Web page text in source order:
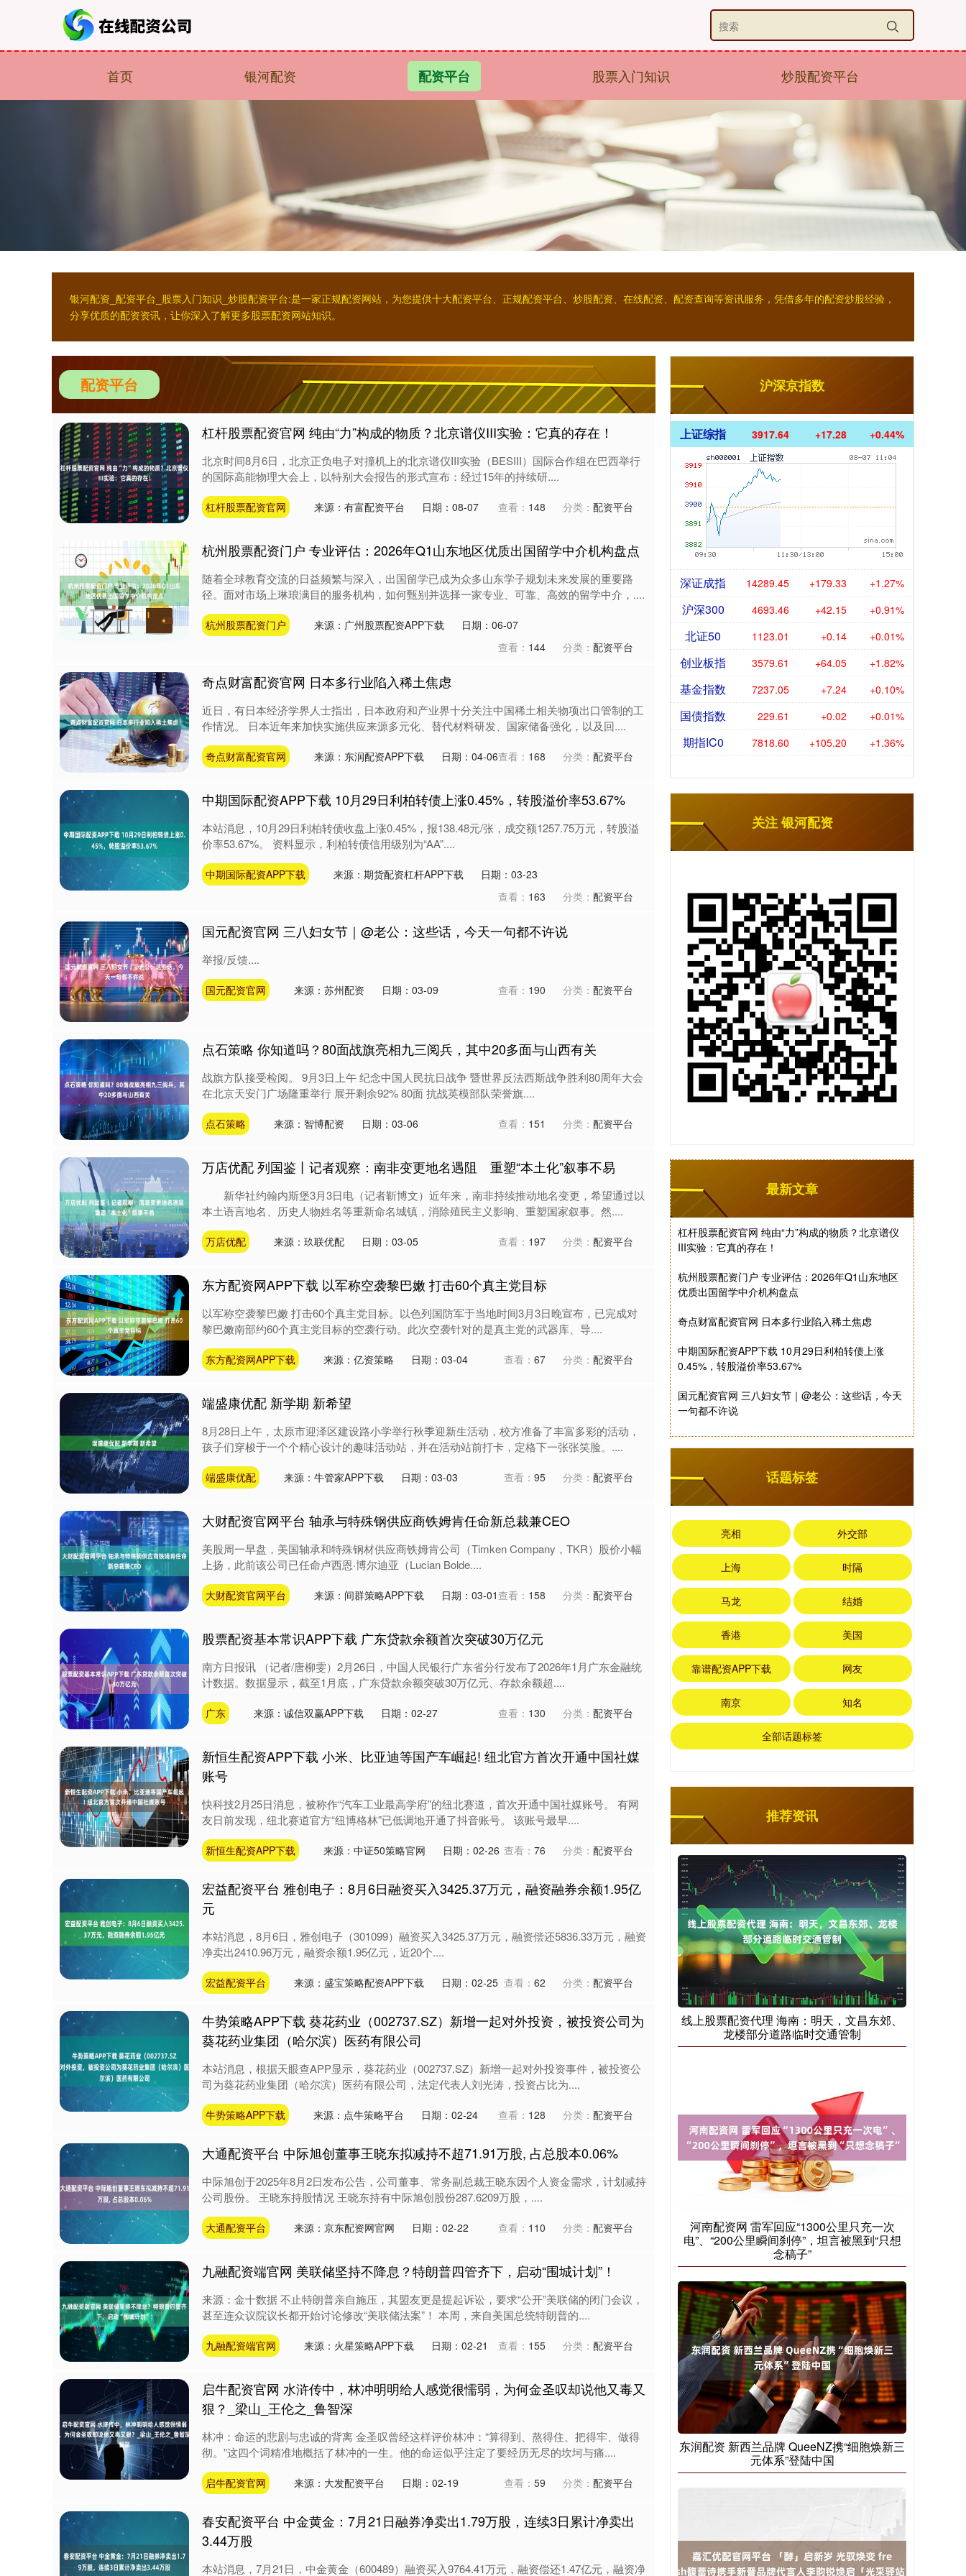
首页 银河配资 配资平台 股票入门知识 炒股配资平台
银河配资_配资平台_股票入门知识_炒股配资平台:是一家正规配资网站，为您提供十大配资平台、正规配资平台、炒股配资、在线配资、配资查询等资讯服务，凭借多年的配资炒股经验，
分享优质的配资资讯，让你深入了解更多股票配资网站知识。
配资平台
杠杆股票配资官网 纯由“力”构成的物质？北京谱仪III实验：它真的存在！
北京时间8月6日，北京正负电子对撞机上的北京谱仪III实验（BESIII）国际合作组在巴西举行
的国际高能物理大会上，以特别大会报告的形式宣布：经过15年的持续研....
杠杆股票配资官网 来源：有富配资平台 日期：08-07 查看： 148 分类： 配资平台
杭州股票配资门户 专业评估：2026年Q1山东地区优质出国留学中介机构盘点
随着全球教育交流的日益频繁与深入，出国留学已成为众多山东学子规划未来发展的重要路
径。面对市场上琳琅满目的服务机构，如何甄别并选择一家专业、可靠、高效的留学中介，....
杭州股票配资门户 来源：广州股票配资APP下载
日期：06-07
查看： 144 分类： 配资平台
奇点财富配资官网 日本多行业陷入稀土焦虑
近日，有日本经济学界人士指出，日本政府和产业界十分关注中国稀土相关物项出口管制的工
作情况。 日本近年来加快实施供应来源多元化、替代材料研发、国家储备强化，以及回....
奇点财富配资官网 来源：东润配资APP下载 日期：04-06查看： 168 分类： 配资平台
中期国际配资APP下载 10月29日利柏转债上涨0.45%，转股溢价率53.67%
本站消息，10月29日利柏转债收盘上涨0.45%，报138.48元/张，成交额1257.75万元，转股溢
价率53.67%。 资料显示，利柏转债信用级别为“AA”....
中期国际配资APP下载 来源：期货配资杠杆APP下载
日期：03-23
查看： 163 分类： 配资平台
国元配资官网 三八妇女节｜@老公：这些话，今天一句都不许说
举报/反馈....
国元配资官网 来源：苏州配资 日期：03-09 查看： 190 分类： 配资平台
点石策略 你知道吗？80面战旗亮相九三阅兵，其中20多面与山西有关
战旗方队接受检阅。 9月3日上午 纪念中国人民抗日战争 暨世界反法西斯战争胜利80周年大会
在北京天安门广场隆重举行 展开剩余92% 80面 抗战英模部队荣誉旗....
点石策略 来源：智博配资 日期：03-06 查看： 151 分类： 配资平台
万店优配 列国鉴丨记者观察：南非变更地名遇阻 重塑“本土化”叙事不易
新华社约翰内斯堡3月3日电（记者靳博文）近年来，南非持续推动地名变更，希望通过以
本土语言地名、历史人物姓名等重新命名城镇，消除殖民主义影响、重塑国家叙事。然....
万店优配 来源：玖联优配 日期：03-05 查看： 197 分类： 配资平台
东方配资网APP下载 以军称空袭黎巴嫩 打击60个真主党目标
以军称空袭黎巴嫩 打击60个真主党目标。以色列国防军于当地时间3月3日晚宣布，已完成对
黎巴嫩南部约60个真主党目标的空袭行动。此次空袭针对的是真主党的武器库、导....
东方配资网APP下载 来源：亿资策略 日期：03-04 查看： 67 分类： 配资平台
端盛康优配 新学期 新希望
8月28日上午，太原市迎泽区建设路小学举行秋季迎新生活动，校方准备了丰富多彩的活动，
孩子们穿梭于一个个精心设计的趣味活动站，并在活动站前打卡，定格下一张张笑脸。....
端盛康优配 来源：牛管家APP下载 日期：03-03 查看： 95 分类： 配资平台
大财配资官网平台 轴承与特殊钢供应商铁姆肯任命新总裁兼CEO
美股周一早盘，美国轴承和特殊钢材供应商铁姆肯公司（Timken Company，TKR）股价小幅
上扬，此前该公司已任命卢西恩·博尔迪亚（Lucian Bolde....
大财配资官网平台 来源：间群策略APP下载 日期：03-01查看： 158 分类： 配资平台
股票配资基本常识APP下载 广东贷款余额首次突破30万亿元
南方日报讯 （记者/唐柳雯）2月26日，中国人民银行广东省分行发布了2026年1月广东金融统
计数据。数据显示，截至1月底，广东贷款余额突破30万亿元、存款余额超....
广东 来源：诚信双赢APP下载 日期：02-27 查看： 130 分类： 配资平台
新恒生配资APP下载 小米、比亚迪等国产车崛起! 纽北官方首次开通中国社媒
账号
快科技2月25日消息，被称作“汽车工业最高学府”的纽北赛道，首次开通中国社媒账号。 有网
友日前发现，纽北赛道官方“纽博格林”已低调地开通了抖音账号。 该账号最早....
新恒生配资APP下载 来源：中证50策略官网 日期：02-26 查看： 76 分类： 配资平台
宏益配资平台 雅创电子：8月6日融资买入3425.37万元，融资融券余额1.95亿
元
本站消息，8月6日，雅创电子（301099）融资买入3425.37万元，融资偿还5836.33万元，融资
净卖出2410.96万元，融资余额1.95亿元，近20个....
宏益配资平台 来源：盛宝策略配资APP下载 日期：02-25 查看： 62 分类： 配资平台
牛势策略APP下载 葵花药业（002737.SZ）新增一起对外投资，被投资公司为
葵花药业集团（哈尔滨）医药有限公司
本站消息，根据天眼查APP显示，葵花药业（002737.SZ）新增一起对外投资事件，被投资公
司为葵花药业集团（哈尔滨）医药有限公司，法定代表人刘光涛，投资占比为....
牛势策略APP下载 来源：点牛策略平台 日期：02-24 查看： 128 分类： 配资平台
大通配资平台 中际旭创董事王晓东拟减持不超71.91万股, 占总股本0.06%
中际旭创于2025年8月2日发布公告，公司董事、常务副总裁王晓东因个人资金需求，计划减持
公司股份。 王晓东持股情况 王晓东持有中际旭创股份287.6209万股，....
大通配资平台 来源：京东配资网官网 日期：02-22 查看： 110 分类： 配资平台
九融配资端官网 美联储坚持不降息？特朗普四管齐下，启动“围城计划”！
来源：金十数据 不止特朗普亲自施压，其盟友更是提起诉讼，要求“公开”美联储的闭门会议，
甚至连众议院议长都开始讨论修改“美联储法案”！ 本周，来自美国总统特朗普的....
九融配资端官网 来源：火星策略APP下载 日期：02-21 查看： 155 分类： 配资平台
启牛配资官网 水浒传中，林冲明明给人感觉很懦弱，为何金圣叹却说他又毒又
狠？_梁山_王伦之_鲁智深
林冲：命运的悲剧与忠诚的背离 金圣叹曾经这样评价林冲：“算得到、熬得住、把得牢、做得
彻。”这四个词精准地概括了林冲的一生。他的命运似乎注定了要经历无尽的坎坷与痛....
启牛配资官网 来源：大发配资平台 日期：02-19 查看： 59 分类： 配资平台
春安配资平台 中金黄金：7月21日融券净卖出1.79万股，连续3日累计净卖出
3.44万股
本站消息，7月21日，中金黄金（600489）融资买入9764.41万元，融资偿还1.47亿元，融资净
沪深京指数
上证综指 3917.64 +17.28 +0.44%
深证成指 14289.45 +179.33 +1.27%
沪深300 4693.46 +42.15 +0.91%
北证50 1123.01 +0.14 +0.01%
创业板指 3579.61 +64.05 +1.82%
基金指数 7237.05 +7.24 +0.10%
国债指数 229.61 +0.02 +0.01%
期指IC0 7818.60 +105.20 +1.36%
关注 银河配资
最新文章
杠杆股票配资官网 纯由“力”构成的物质？北京谱仪
III实验：它真的存在！
杭州股票配资门户 专业评估：2026年Q1山东地区
优质出国留学中介机构盘点
奇点财富配资官网 日本多行业陷入稀土焦虑
中期国际配资APP下载 10月29日利柏转债上涨
0.45%，转股溢价率53.67%
国元配资官网 三八妇女节｜@老公：这些话，今天
一句都不许说
话题标签
亮相 外交部
上海 时隔
马龙 结婚
香港 美国
靠谱配资APP下载 网友
南京 知名
全部话题标签
推荐资讯
线上股票配资代理 海南：明天，文昌东郊、
龙楼部分道路临时交通管制
河南配资网 雷军回应“1300公里只充一次
电”、“200公里瞬间刹停”，坦言被黑到“只想
念稿子”
东润配资 新西兰品牌 QueeNZ携“细胞焕新三
元体系”登陆中国